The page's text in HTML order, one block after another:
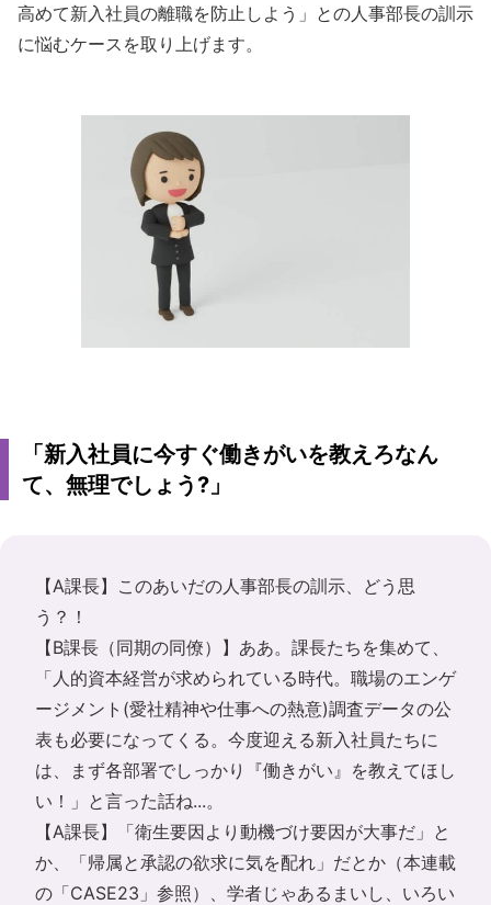
高めて新入社員の離職を防止しよう」との人事部長の訓示
に悩むケースを取り上げます。
「新入社員に今すぐ働きがいを教えろなん
て、無理でしょう?」
【A課長】このあいだの人事部長の訓示、どう思
う？！
【B課長（同期の同僚）】ああ。課長たちを集めて、
「人的資本経営が求められている時代。職場のエンゲ
ージメント(愛社精神や仕事への熱意)調査データの公
表も必要になってくる。今度迎える新入社員たちに
は、まず各部署でしっかり『働きがい』を教えてほし
い！」と言った話ね...。
【A課長】「衛生要因より動機づけ要因が大事だ」と
か、「帰属と承認の欲求に気を配れ」だとか（本連載
の「CASE23」参照 ）、学者じゃあるまいし、いろい